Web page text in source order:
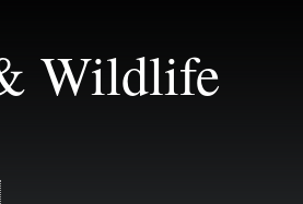
Wildlife